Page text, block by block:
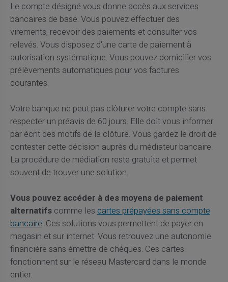
Le compte désigné vous donne accès aux services
bancaires de base. Vous pouvez effectuer des
virements, recevoir des paiements et consulter vos
relevés. Vous disposez d'une carte de paiement à
autorisation systématique. Vous pouvez domicilier vos
prélèvements automatiques pour vos factures
courantes.
Votre banque ne peut pas clôturer votre compte sans
respecter un préavis de 60 jours. Elle doit vous informer
par écrit des motifs de la clôture. Vous gardez le droit de
contester cette décision auprès du médiateur bancaire.
La procédure de médiation reste gratuite et permet
souvent de trouver une solution.
Vous pouvez accéder à des moyens de paiement
alternatifscomme lescartes prépayées sans compte
bancaire. Ces solutions vous permettent de payer en
magasin et sur internet. Vous retrouvez une autonomie
financière sans émettre de chèques. Ces cartes
fonctionnent sur le réseau Mastercard dans le monde
entier.